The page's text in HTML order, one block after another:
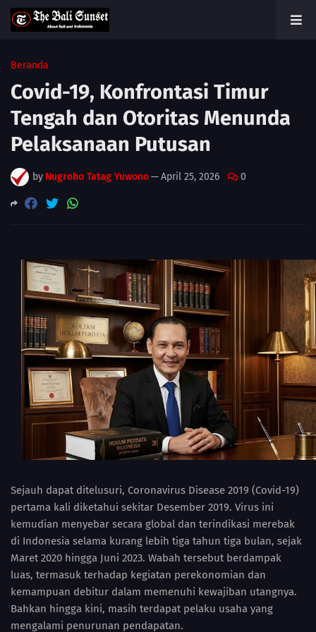
Beranda
Covid-19, Konfrontasi Timur
Tengah dan Otoritas Menunda
Pelaksanaan Putusan
by Nugroho Tatag Yuwono—April 25, 2026 0
Sejauh dapat ditelusuri, Coronavirus Disease 2019 (Covid-19)
pertama kali diketahui sekitar Desember 2019. Virus ini
kemudian menyebar secara global dan terindikasi merebak
di Indonesia selama kurang lebih tiga tahun tiga bulan, sejak
Maret 2020 hingga Juni 2023. Wabah tersebut berdampak
luas, termasuk terhadap kegiatan perekonomian dan
kemampuan debitur dalam memenuhi kewajiban utangnya.
Bahkan hingga kini, masih terdapat pelaku usaha yang
mengalami penurunan pendapatan.